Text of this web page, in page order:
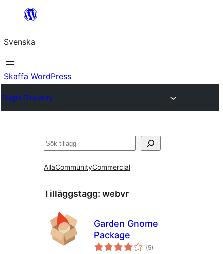
Hoppa
innehåll
Svenska
Skaffa WordPress
Plugin Directory
Sök
AllaCommunityCommercial
Tilläggstagg: webvr
Garden Gnome
Package
(Totalt
antal
5)